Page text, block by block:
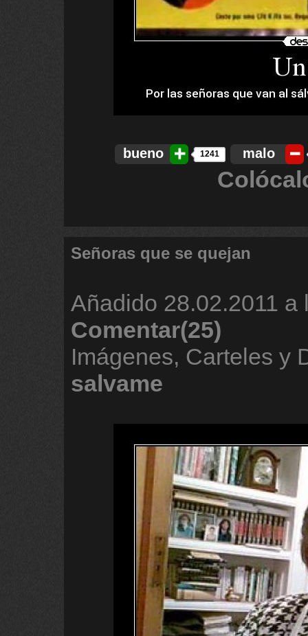
bueno 1241 malo
Señoras que se quejan
Añadido 28.02.2011 a
Comentar(25)
Imágenes, Carteles y
salvame